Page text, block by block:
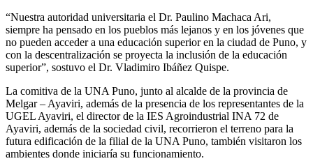
“Nuestra autoridad universitaria el Dr. Paulino Machaca Ari,
siempre ha pensado en los pueblos más lejanos y en los jóvenes que
no pueden acceder a una educación superior en la ciudad de Puno, y
con la descentralización se proyecta la inclusión de la educación
superior”, sostuvo el Dr. Vladimiro Ibáñez Quispe.
La comitiva de la UNA Puno, junto al alcalde de la provincia de
Melgar – Ayaviri, además de la presencia de los representantes de la
UGEL Ayaviri, el director de la IES Agroindustrial INA 72 de
Ayaviri, además de la sociedad civil, recorrieron el terreno para la
futura edificación de la filial de la UNA Puno, también visitaron los
ambientes donde iniciaría su funcionamiento.